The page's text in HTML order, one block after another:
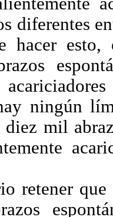
diferentes
hacer esto,
ningún
mil
retener